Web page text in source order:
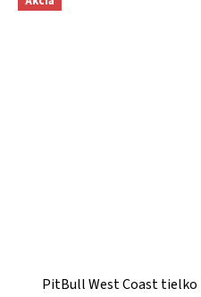
PitBull West Coast tielko